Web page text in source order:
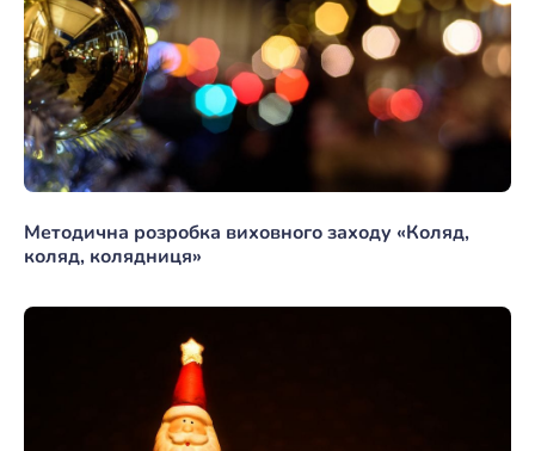
Методична розробка виховного заходу «Коляд,
коляд, колядниця»